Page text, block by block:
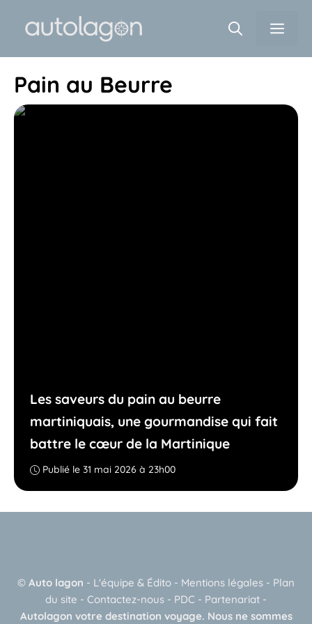
Pain au Beurre
Les saveurs du pain au beurre
martiniquais, une gourmandise qui fait
battre le cœur de la Martinique
Publié le 31 mai 2026 à 23h00
© Auto lagon - L'équipe & Édito - Mentions légales - Plan
du site - Contactez-nous - PDC - Partenariat -
Autolagon votre destination voyage. Nous ne sommes